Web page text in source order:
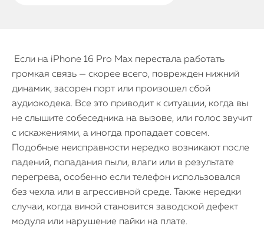
Если на iPhone 16 Pro Max перестала работать
громкая связь — скорее всего, поврежден нижний
динамик, засорен порт или произошел сбой
аудиокодека. Все это приводит к ситуации, когда вы
не слышите собеседника на вызове, или голос звучит
с искажениями, а иногда пропадает совсем.
Подобные неисправности нередко возникают после
падений, попадания пыли, влаги или в результате
перегрева, особенно если телефон использовался
без чехла или в агрессивной среде. Также нередки
случаи, когда виной становится заводской дефект
модуля или нарушение пайки на плате.